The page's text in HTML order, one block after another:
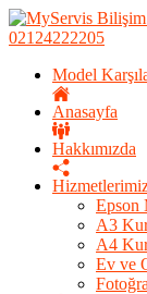
02124222205
Model
Anasayfa
Hakkımızda
Epson
A3
A4
Ev ve